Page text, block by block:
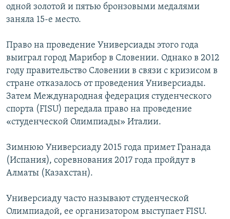
одной золотой и пятью бронзовыми медалями
заняла 15-е место.
Право на проведение Универсиады этого года
выиграл город Марибор в Словении. Однако в 2012
году правительство Словении в связи с кризисом в
стране отказалось от проведения Универсиады.
Затем Международная федерация студенческого
спорта (FISU) передала право на проведение
«студенческой Олимпиады» Италии.
Зимнюю Универсиаду 2015 года примет Гранада
(Испания), соревнования 2017 года пройдут в
Алматы (Казахстан).
Универсиаду часто называют студенческой
Олимпиадой, ее организатором выступает FISU.